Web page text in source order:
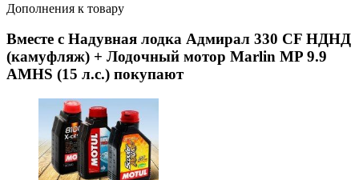
Дополнения к товару
Вместе с Надувная лодка Адмирал 330 CF НДНД
(камуфляж) + Лодочный мотор Marlin MP 9.9
AMHS (15 л.с.) покупают